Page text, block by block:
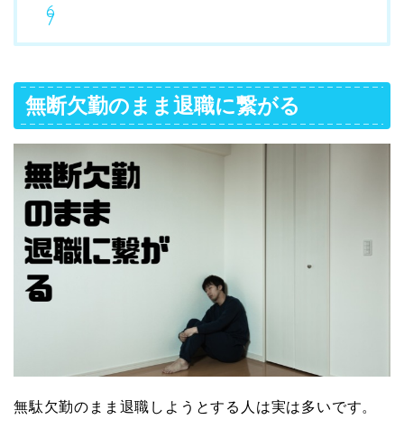
無断欠勤のまま退職に繋がる
無駄欠勤のまま退職しようとする人は実は多いです。